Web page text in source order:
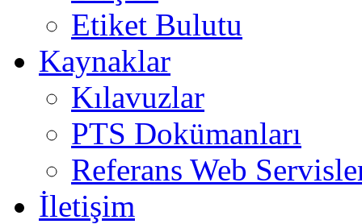
Etiket Bulutu
Kaynaklar
Kılavuzlar
PTS Dokümanları
Referans Web
İletişim